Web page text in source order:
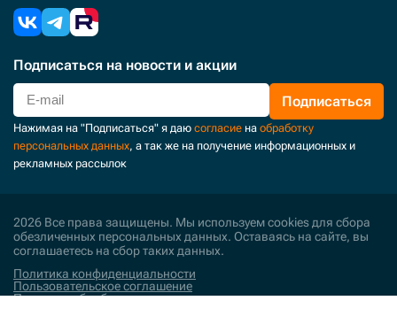
Подписаться на новости и акции
Подписаться
Нажимая на "Подписаться" я даю согласие на обработку
персональных данных, а так же на получение информационных и
рекламных рассылок
2026 Все права защищены. Мы используем cookies для сбора
обезличенных персональных данных. Оставаясь на сайте, вы
соглашаетесь на сбор таких данных.
Политика конфиденциальности
Пользовательское соглашение
Политика обработки персональных данных